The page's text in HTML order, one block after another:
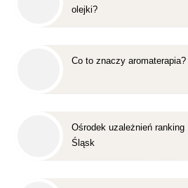
olejki?
Co to znaczy aromaterapia?
Ośrodek uzależnień ranking
Śląsk